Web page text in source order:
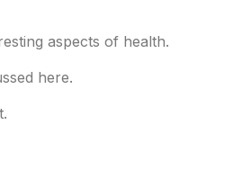
aspects of health.
here.